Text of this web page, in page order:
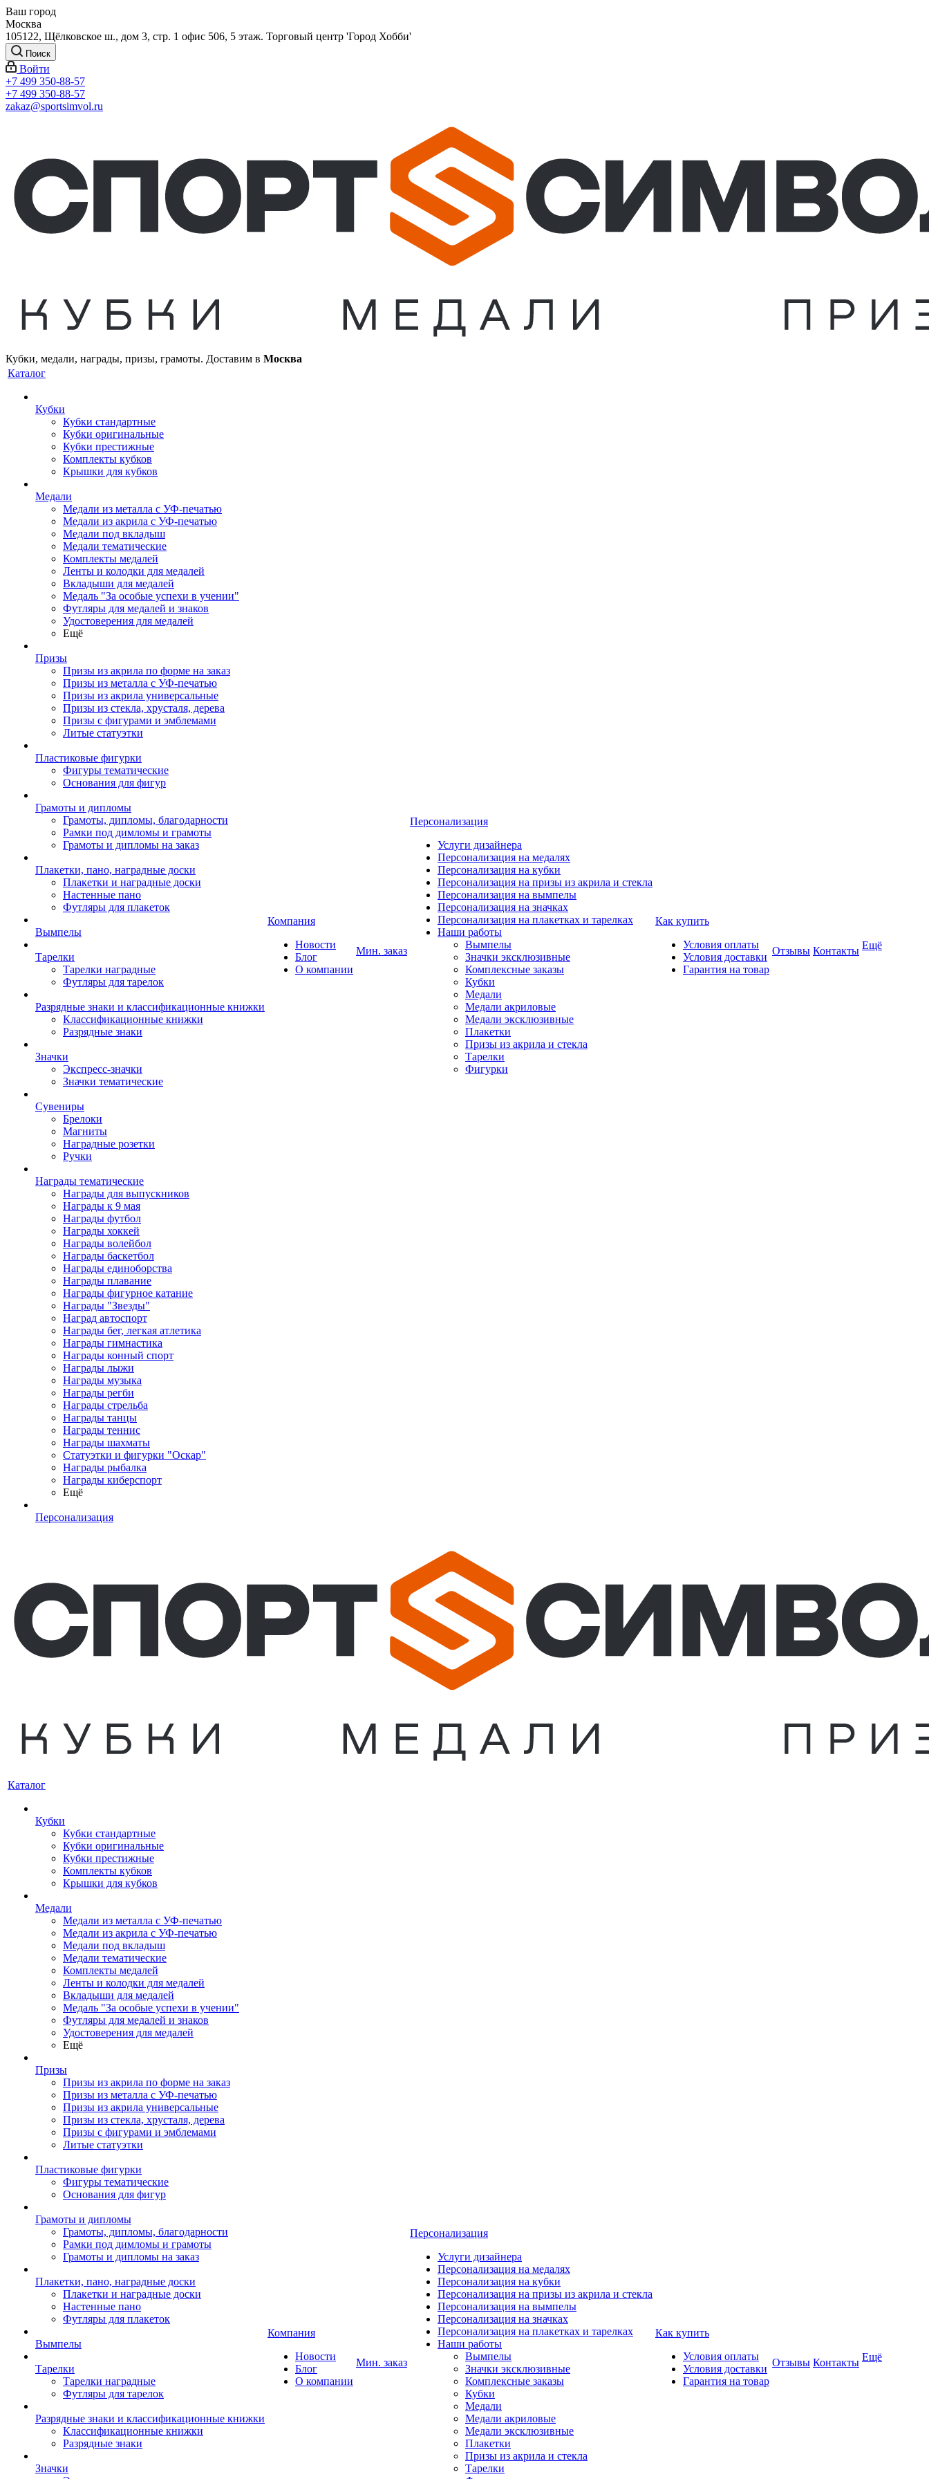
Ваш город
Москва
105122, Щёлковское ш., дом 3, стр. 1 офис 506, 5 этаж. Торговый центр 'Город Хобби'
Поиск
Войти
+7 499 350-88-57
+7 499 350-88-57
zakaz@sportsimvol.ru
Кубки, медали, награды, призы, грамоты. Доставим в Москва
Каталог
Кубки
Кубки стандартные
Кубки оригинальные
Кубки престижные
Комплекты кубков
Крышки для кубков
Медали
Медали из металла с УФ-печатью
Медали из акрила с УФ-печатью
Медали под вкладыш
Медали тематические
Комплекты медалей
Ленты и колодки для медалей
Вкладыши для медалей
Медаль "За особые успехи в учении"
Футляры для медалей и знаков
Удостоверения для медалей
Ещё
Призы
Призы из акрила по форме на заказ
Призы из металла с УФ-печатью
Призы из акрила универсальные
Призы из стекла, хрусталя, дерева
Призы с фигурами и эмблемами
Литые статуэтки
Пластиковые фигурки
Фигуры тематические
Основания для фигур
Грамоты и дипломы
Грамоты, дипломы, благодарности
Рамки под димломы и грамоты
Грамоты и дипломы на заказ
Плакетки, пано, наградные доски
Плакетки и наградные доски
Настенные пано
Футляры для плакеток
Вымпелы
Тарелки
Тарелки наградные
Футляры для тарелок
Разрядные знаки и классификационные книжки
Классификационные книжки
Разрядные знаки
Значки
Экспресс-значки
Значки тематические
Сувениры
Брелоки
Магниты
Наградные розетки
Ручки
Награды тематические
Награды для выпускников
Награды к 9 мая
Награды футбол
Награды хоккей
Награды волейбол
Награды баскетбол
Награды единоборства
Награды плавание
Награды фигурное катание
Награды "Звезды"
Наград автоспорт
Награды бег, легкая атлетика
Награды гимнастика
Награды конный спорт
Награды лыжи
Награды музыка
Награды регби
Награды стрельба
Награды танцы
Награды теннис
Награды шахматы
Статуэтки и фигурки "Оскар"
Награды рыбалка
Награды киберспорт
Ещё
Персонализация
Компания
Новости
Блог
О компании
Мин. заказ
Персонализация
Услуги дизайнера
Персонализация на медалях
Персонализация на кубки
Персонализация на призы из акрила и стекла
Персонализация на вымпелы
Персонализация на значках
Персонализация на плакетках и тарелках
Наши работы
Вымпелы
Значки эксклюзивные
Комплексные заказы
Кубки
Медали
Медали акриловые
Медали эксклюзивные
Плакетки
Призы из акрила и стекла
Тарелки
Фигурки
Как купить
Условия оплаты
Условия доставки
Гарантия на товар
Отзывы Контакты Ещё
Каталог
Кубки
Кубки стандартные
Кубки оригинальные
Кубки престижные
Комплекты кубков
Крышки для кубков
Медали
Медали из металла с УФ-печатью
Медали из акрила с УФ-печатью
Медали под вкладыш
Медали тематические
Комплекты медалей
Ленты и колодки для медалей
Вкладыши для медалей
Медаль "За особые успехи в учении"
Футляры для медалей и знаков
Удостоверения для медалей
Ещё
Призы
Призы из акрила по форме на заказ
Призы из металла с УФ-печатью
Призы из акрила универсальные
Призы из стекла, хрусталя, дерева
Призы с фигурами и эмблемами
Литые статуэтки
Пластиковые фигурки
Фигуры тематические
Основания для фигур
Грамоты и дипломы
Грамоты, дипломы, благодарности
Рамки под димломы и грамоты
Грамоты и дипломы на заказ
Плакетки, пано, наградные доски
Плакетки и наградные доски
Настенные пано
Футляры для плакеток
Вымпелы
Тарелки
Тарелки наградные
Футляры для тарелок
Разрядные знаки и классификационные книжки
Классификационные книжки
Разрядные знаки
Значки
Компания
Новости
Блог
О компании
Мин. заказ
Персонализация
Услуги дизайнера
Персонализация на медалях
Персонализация на кубки
Персонализация на призы из акрила и стекла
Персонализация на вымпелы
Персонализация на значках
Персонализация на плакетках и тарелках
Наши работы
Вымпелы
Значки эксклюзивные
Комплексные заказы
Кубки
Медали
Медали акриловые
Медали эксклюзивные
Плакетки
Призы из акрила и стекла
Тарелки
Как купить
Условия оплаты
Условия доставки
Гарантия на товар
Отзывы Контакты Ещё